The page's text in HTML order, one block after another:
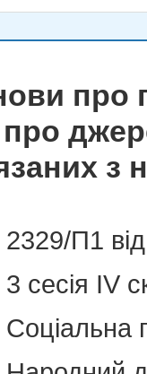
про
про
з
2329/П1
3 сесія IV
Соціальна